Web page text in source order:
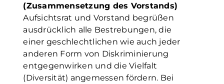
(Zusammensetzung des Vorstands)
Aufsichtsrat und Vorstand begrüßen
ausdrücklich alle Bestrebungen, die
einer geschlechtlichen wie auch jeder
anderen Form von Diskriminierung
entgegenwirken und die Vielfalt
(Diversität) angemessen fördern. Bei